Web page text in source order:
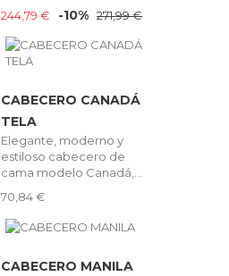
244,79 €
-10% 271,99 €
CABECERO CANADÁ
TELA
Elegante, moderno y
estiloso cabecero de
cama modelo Canadá,...
70,84 €
CABECERO MANILA